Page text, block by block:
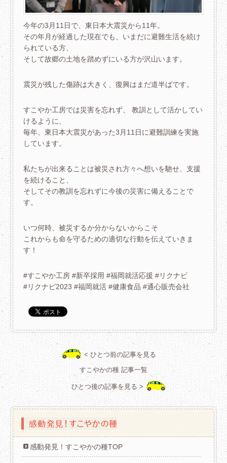
今年の3月11日で、東日本大震災から11年。
その年月が経過した現在でも、いまだに避難生活を続け
られている方、
そして故郷の土地を踏めずにいる方が沢山います。
震災が残した傷跡は大きく、復興はまだ道半ばです。
すこやか工房では災害を忘れず、 教訓として活かしてい
けるように、
毎年、東日本大震災があった3月11日に避難訓練を実施
しています。
私たちが出来ることは被災され方々へ想いを馳せ、支援
を続けること、
そしてその教訓を忘れずに今後の災害に備えることで
す。
いつ何時、被災するか分からないからこそ
これからも命を守るための適切な行動を伝えていきま
す！
#すこやか工房 #新卒採用 #福岡就活応援 #リクナビ
#リクナビ2023 #福岡就活 #健康食品 #通心販売会社
< ひとつ前の記事を見る
すこやかの種 記事一覧
ひとつ後の記事を見る >
感動発見！すこやかの種TOP